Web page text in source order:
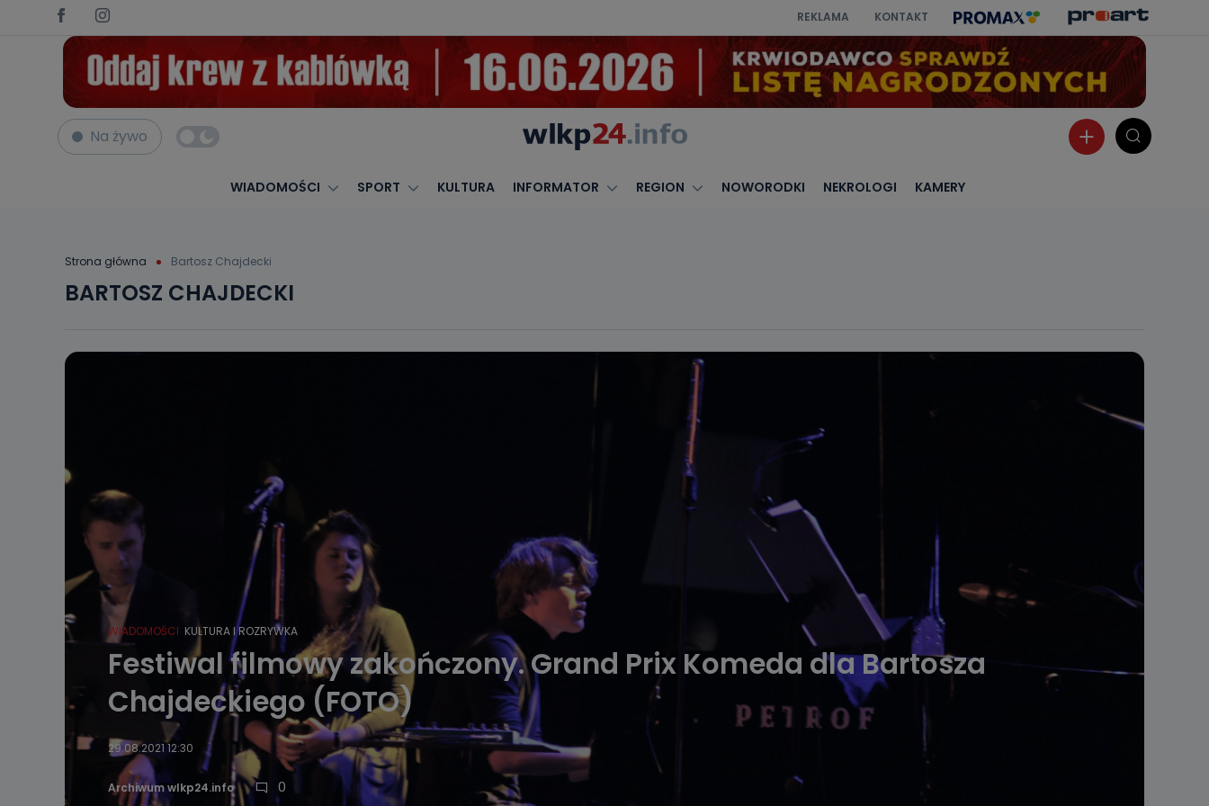
REKLAMA KONTAKT
Na żywo
WIADOMOŚCI SPORT KULTURA INFORMATOR REGION NOWORODKI NEKROLOGI KAMERY
Strona główna Bartosz Chajdecki
BARTOSZ CHAJDECKI
WIADOMOŚCI KULTURA I ROZRYWKA
Festiwal filmowy zakończony. Grand Prix Komeda dla Bartosza
Chajdeckiego (FOTO)
29.08.2021 12:30
Archiwum wlkp24.info 0